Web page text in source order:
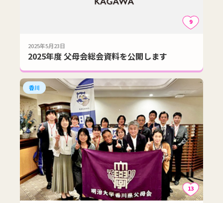
9
2025年5月23日
2025年度 父母会総会資料を公開します
香川
13